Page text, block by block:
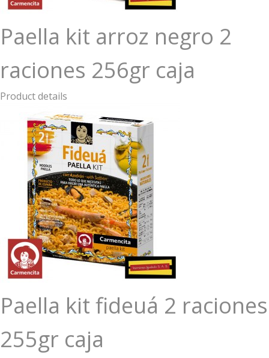
Paella kit arroz negro 2
raciones 256gr caja
Product details
Paella kit fideuá 2 raciones
255gr caja